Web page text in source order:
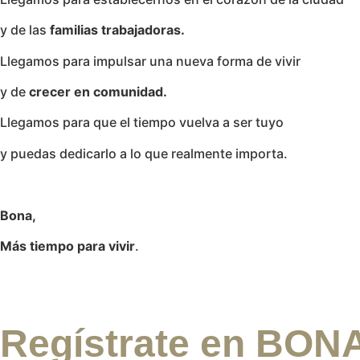
y de las familias trabajadoras.
Llegamos para impulsar una nueva forma de vivir
y de crecer en comunidad.
Llegamos para que el tiempo vuelva a ser tuyo
y puedas dedicarlo a lo que realmente importa.
Bona,
Más tiempo para vivir.
Regístrate en